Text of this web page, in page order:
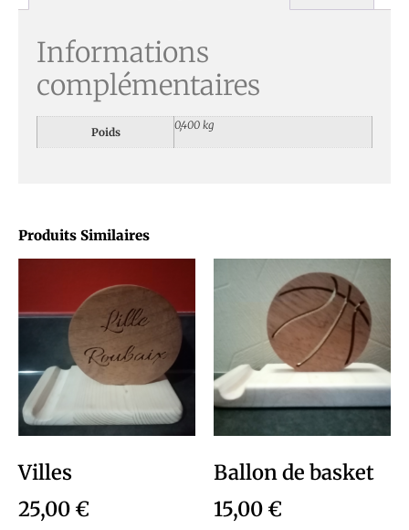
Produits Similaires
Villes
25,00 €
Ballon de basket
15,00 €
Informations
complémentaires
Poids
0,400 kg